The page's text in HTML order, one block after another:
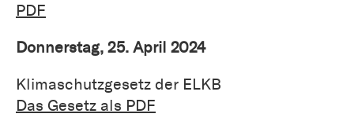
PDF
Donnerstag, 25. April 2024
Klimaschutzgesetz der ELKB
Das Gesetz als PDF